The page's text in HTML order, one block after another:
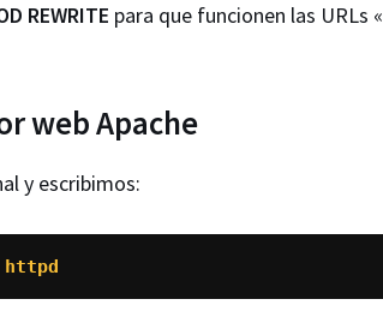
REWRITE para que funcionen las URLs
web Apache
y escribimos: